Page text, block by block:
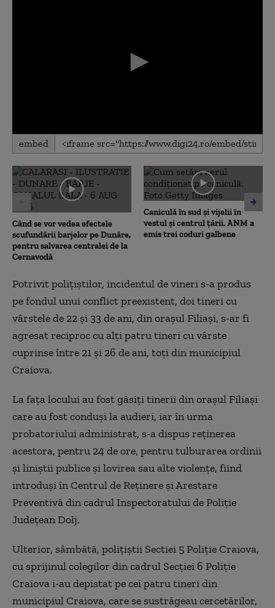
0
seconds
0
seconds
embed
Când se vor vedea efectele
scufundării barjelor pe Dunăre,
pentru salvarea centralei de la
Cernavodă
Caniculă în sud și vijelii în
vestul și centrul țării. ANM a
emis trei coduri galbene
Potrivit poliţiştilor, incidentul de vineri s-a produs
pe fondul unui conflict preexistent, doi tineri cu
vârstele de 22 și 33 de ani, din orașul Filiași, s-ar fi
agresat reciproc cu alți patru tineri cu vârste
cuprinse între 21 și 26 de ani, toți din municipiul
Craiova.
La fața locului au fost găsiți tinerii din orașul Filiași
care au fost conduși la audieri, iar în urma
probatoriului administrat, s-a dispus reținerea
acestora, pentru 24 de ore, pentru tulburarea ordinii
și liniștii publice și lovirea sau alte violențe, fiind
introduși în Centrul de Reţinere şi Arestare
Preventivă din cadrul Inspectoratului de Poliţie
Judeţean Dolj.
Ulterior, sâmbătă, polițiștii Sectiei 5 Poliție Craiova,
cu sprijinul colegilor din cadrul Secției 6 Poliție
Craiova i-au depistat pe cei patru tineri din
municipiul Craiova, care se sustrăgeau cercetărilor,